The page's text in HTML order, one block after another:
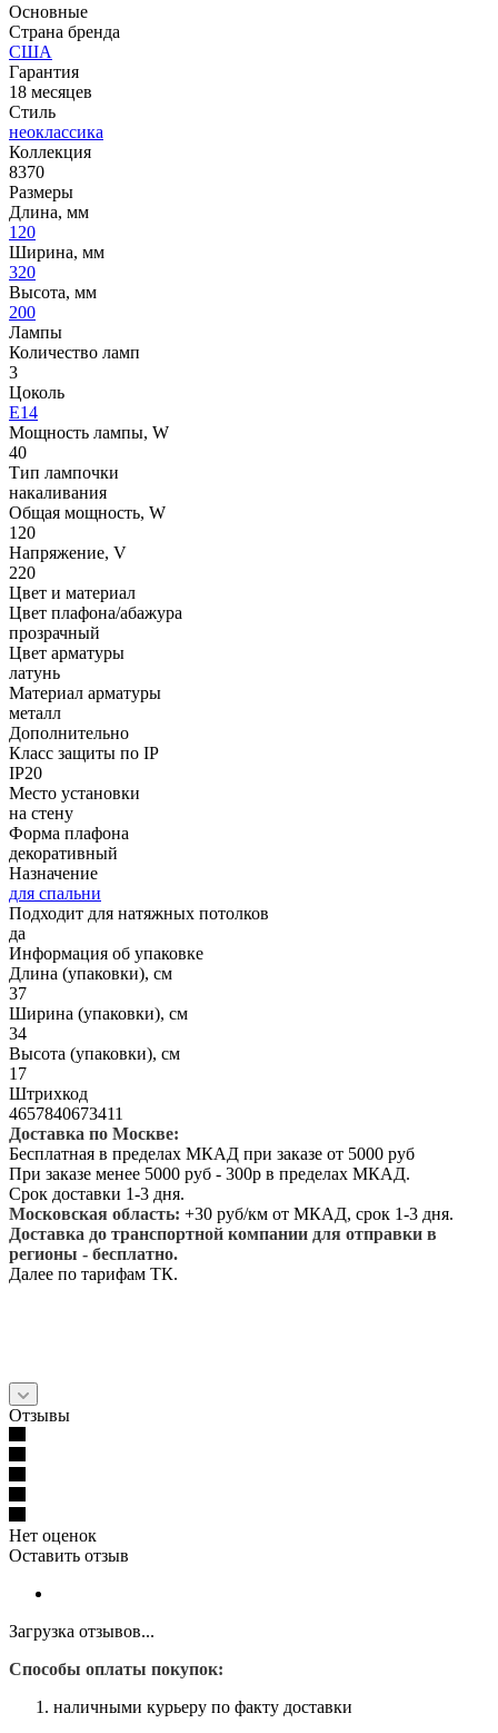
Основные
Страна бренда
США
Гарантия
18 месяцев
Стиль
неоклассика
Коллекция
8370
Размеры
Длина, мм
120
Ширина, мм
320
Высота, мм
200
Лампы
Количество ламп
3
Цоколь
E14
Мощность лампы, W
40
Тип лампочки
накаливания
Общая мощность, W
120
Напряжение, V
220
Цвет и материал
Цвет плафона/абажура
прозрачный
Цвет арматуры
латунь
Материал арматуры
металл
Дополнительно
Класс защиты по IP
IP20
Место установки
на стену
Форма плафона
декоративный
Назначение
для спальни
Подходит для натяжных потолков
да
Информация об упаковке
Длина (упаковки), см
37
Ширина (упаковки), см
34
Высота (упаковки), см
17
Штрихкод
4657840673411
Доставка по Москве:
Бесплатная в пределах МКАД при заказе от 5000 руб
При заказе менее 5000 руб - 300р в пределах МКАД.
Срок доставки 1-3 дня.
Московская область: +30 руб/км от МКАД, срок 1-3 дня.
Доставка до транспортной компании для отправки в
регионы - бесплатно.
Далее по тарифам ТК.
Отзывы
Нет оценок
Оставить отзыв
Загрузка отзывов...
Способы оплаты покупок:
наличными курьеру по факту доставки